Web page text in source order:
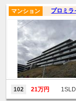
プロミラ
マンション
102 21万円